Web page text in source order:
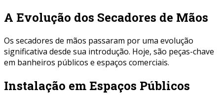
A Evolução dos Secadores de Mãos
Os secadores de mãos passaram por uma evolução
significativa desde sua introdução. Hoje, são peças-chave
em banheiros públicos e espaços comerciais.
Instalação em Espaços Públicos